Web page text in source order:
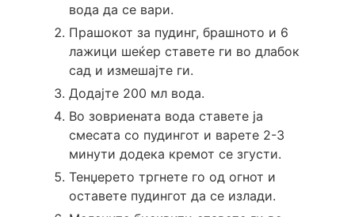
вода да се вари.
Прашокот за пудинг, брашното и 6
лажици шеќер ставете ги во длабок
сад и измешајте ги.
Додајте 200 мл вода.
Во зовриената вода ставете ја
смесата со пудингот и варете 2-3
минути додека кремот се згусти.
Тенџерето тргнете го од огнот и
оставете пудингот да се излади.